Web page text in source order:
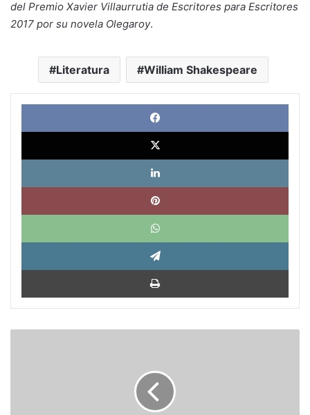
del Premio Xavier Villaurrutia de Escritores para Escritores
2017 por su novela Olegaroy.
Literatura William Shakespeare
X